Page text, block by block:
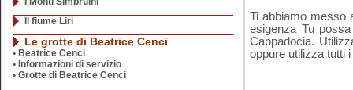
Il fiume Liri
Le grotte di Beatrice Cenci
• Beatrice Cenci
• Informazioni di servizio
• Grotte di Beatrice Cenci
Ti abbiamo messo
esigenza Tu
Cappadocia.
oppure utilizza tutti